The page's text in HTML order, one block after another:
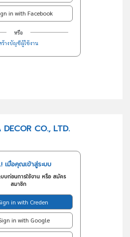
in with Facebook
หรือ
ร้างบัญชีผู้ใช้งาน
CO., LTD.
เมื่อคุณเข้าสู่ระบบ
บบก่อนการใช้งาน หรือ สมัคร
สมาชิก
in with Creden
in with Google